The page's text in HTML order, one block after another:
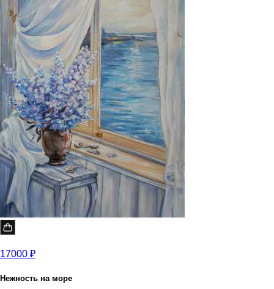
17000 ₽
Нежность на море